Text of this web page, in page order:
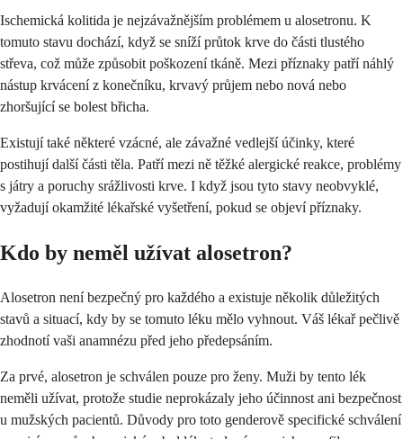
Ischemická kolitida je nejzávažnějším problémem u alosetronu. K
tomuto stavu dochází, když se sníží průtok krve do části tlustého
střeva, což může způsobit poškození tkáně. Mezi příznaky patří náhlý
nástup krvácení z konečníku, krvavý průjem nebo nová nebo
zhoršující se bolest břicha.
Existují také některé vzácné, ale závažné vedlejší účinky, které
postihují další části těla. Patří mezi ně těžké alergické reakce, problémy
s játry a poruchy srážlivosti krve. I když jsou tyto stavy neobvyklé,
vyžadují okamžité lékařské vyšetření, pokud se objeví příznaky.
Kdo by neměl užívat alosetron?
Alosetron není bezpečný pro každého a existuje několik důležitých
stavů a situací, kdy by se tomuto léku mělo vyhnout. Váš lékař pečlivě
zhodnotí vaši anamnézu před jeho předepsáním.
Za prvé, alosetron je schválen pouze pro ženy. Muži by tento lék
neměli užívat, protože studie neprokázaly jeho účinnost ani bezpečnost
u mužských pacientů. Důvody pro toto genderově specifické schválení